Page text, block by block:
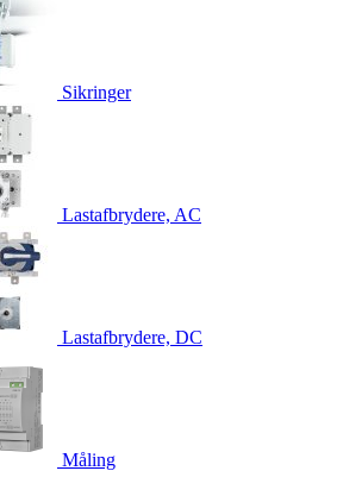
Sikringer
Lastafbrydere, AC
Lastafbrydere, DC
Måling